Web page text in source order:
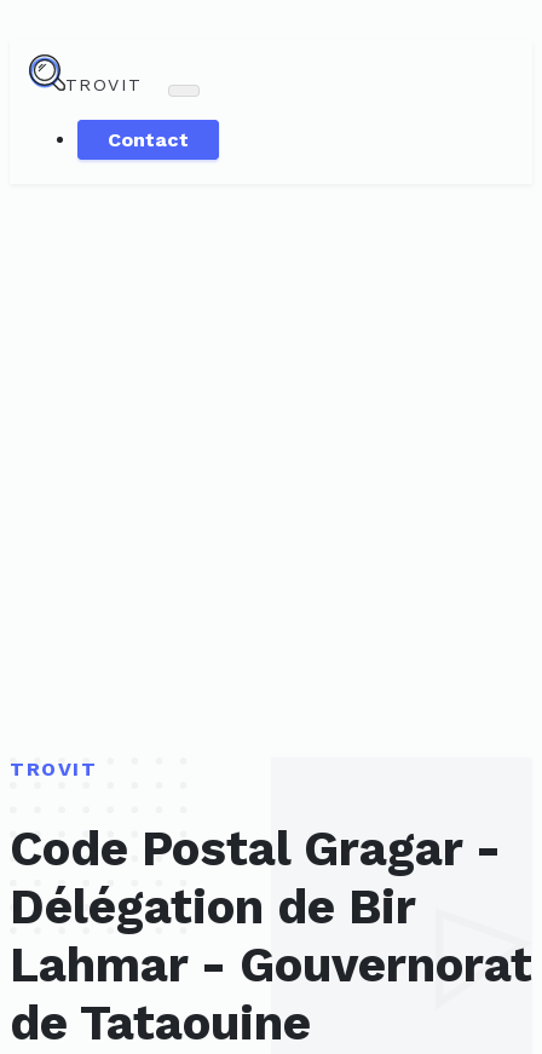
TROVIT
Contact
TROVIT
Code Postal Gragar -
Délégation de Bir
Lahmar - Gouvernorat
de Tataouine